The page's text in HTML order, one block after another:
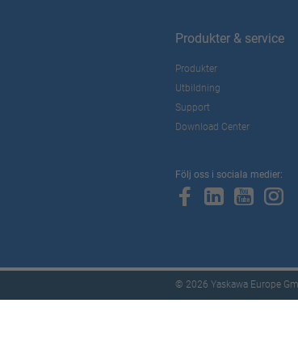
Produkter & service
Produkter
Utbildning
Support
Download Center
Följ oss i sociala medier:
© 2026 Yaskawa Europe